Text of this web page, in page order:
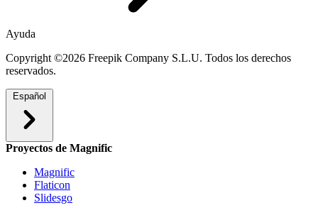
Ayuda
Copyright ©2026 Freepik Company S.L.U. Todos los derechos
reservados.
Español
Proyectos de Magnific
Magnific
Flaticon
Slidesgo